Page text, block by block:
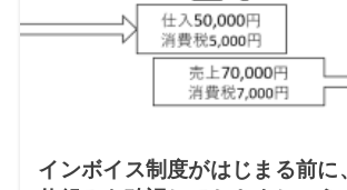
インボイス制度がはじまる前に